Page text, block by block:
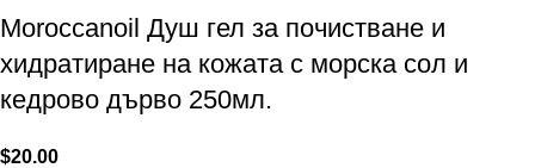
Moroccanoil Душ гел за почистване и
хидратиране на кожата с морска сол и
кедрово дърво 250мл.
$20.00